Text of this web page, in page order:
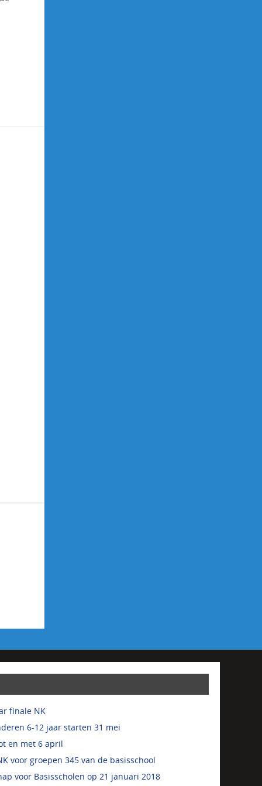
finale NK
6-12 jaar starten 31 mei
en met 6 april
voor groepen 345 van de basisschool
voor Basisscholen op 21 januari 2018